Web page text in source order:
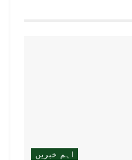
اہم خبریں